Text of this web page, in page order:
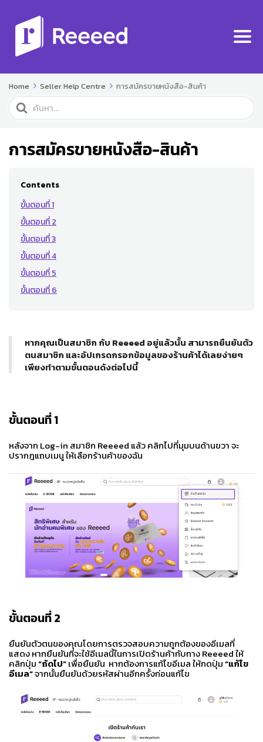
Home Seller Help Centre การสมัครขายหนังสือ-สินค้า
Search
For
การสมัครขายหนังสือ-สินค้า
Contents
ขั้นตอนที่ 1
ขั้นตอนที่ 2
ขั้นตอนที่ 3
ขั้นตอนที่ 4
ขั้นตอนที่ 5
ขั้นตอนที่ 6
หากคุณเป็นสมาชิก กับ Reeeed อยู่แล้วนั้น สามารถยืนยันตัว
ตนสมาชิก และอัปเกรดกรอกข้อมูลของร้านค้าได้เลยง่ายๆ
เพียงทำตามขั้นตอนดังต่อไปนี้
ขั้นตอนที่ 1
หลังจาก Log-in สมาชิก Reeeed แล้ว คลิกไปที่มุมบนด้านขวา จะ
ปรากฎแถบเมนู ให้เลือกร้านค้าของฉัน
ขั้นตอนที่ 2
ยืนยันตัวตนของคุณโดยการตรวจสอบความถูกต้องของอีเมลที่
แสดง หากยืนยันที่จะใช้อีเมลนี้ในการเปิดร้านค้ากับทาง Reeeed ให้
คลิกปุ่ม“ถัดไป”เพื่อยืนยัน หากต้องการแก้ไขอีเมล ให้กดปุ่ม“แก้ไข
อีเมล”จากนั้นยืนยันด้วยรหัสผ่านอีกครั้งก่อนแก้ไข